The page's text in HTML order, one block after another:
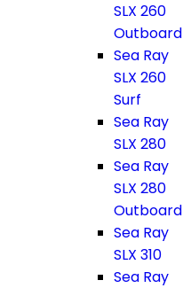
SLX 260
Outboard
Sea Ray
SLX 260
Surf
Sea Ray
SLX 280
Sea Ray
SLX 280
Outboard
Sea Ray
SLX 310
Sea Ray